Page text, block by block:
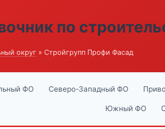
по
округ » Стройгрупп Профи Фасад
ФО Северо-Западный ФО
Южный ФО